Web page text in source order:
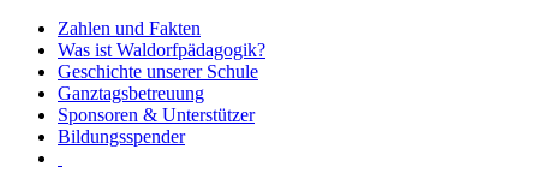
Zahlen und Fakten
Was ist Waldorfpädagogik?
Geschichte unserer Schule
Ganztagsbetreuung
Sponsoren & Unterstützer
Bildungsspender